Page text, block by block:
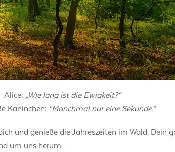
Alice: „Wie lang ist die Ewigkeit?“
Kaninchen: “Manchmal nur eine Sekunde.“
und genieße die Jahreszeiten im Wald. Dein
um uns herum.